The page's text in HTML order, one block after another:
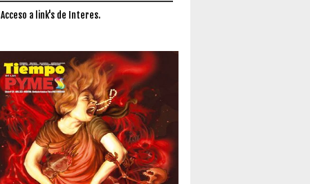
a link's de Interes.